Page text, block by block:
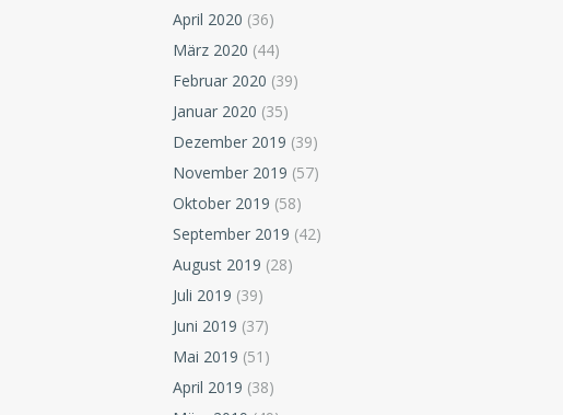
April 2020 (36)
März 2020 (44)
Februar 2020 (39)
Januar 2020 (35)
Dezember 2019 (39)
November 2019 (57)
Oktober 2019 (58)
September 2019 (42)
August 2019 (28)
Juli 2019 (39)
Juni 2019 (37)
Mai 2019 (51)
April 2019 (38)